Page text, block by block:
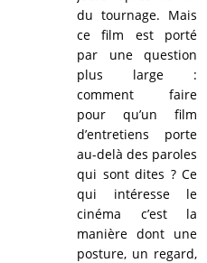
du tournage. Mais
ce film est porté
par une question
plus large :
comment faire
pour qu’un film
d’entretiens porte
au-delà des paroles
qui sont dites ? Ce
qui intéresse le
cinéma c’est la
manière dont une
posture, un regard,